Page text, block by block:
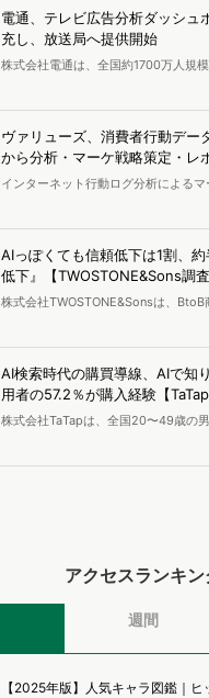
における生活者の意識や行動背景の
モーションにおけるプランニングの
いいます。
電通、テレビ広告分析ダッシュ
充し、放送局へ提供開始
株式会社電通は、全国約1700万人規
自の大規模生活者意識調査データを
タ集計や広告効果の分析ができるダ
（Resourceful Analysis System of
を拡充し、放送局への提供を開始し
ヴァリューズ、消費者行動デー
から分析・マーケ戦略策定・レ
「Dockpit AIエージェント」を
インターネット行動ログ分析による
ィングサービスを提供する株式会社
250万人のWeb行動ログデータを基
エンジン「Dockpit（ドックピット）
析から仮説構築、レポート作成まで
「Dockpit AIエージェント」の提供を
AIっぽくても信頼低下は1割、
低下』【TWOSTONE&Sons調査
株式会社TWOSTONE&Sonsは、BtoB
わる担当者を対象に、コンテンツの
し、結果を公開しました。
AI検索時代の購買導線、AIで
用者の57.2％が購入経験【TaTap
株式会社TaTapは、全国20〜49歳の
と、AIで知った商品をどこで確かめ
ました。
アクセスランキン
週間
【2025年版】人気キャラ図鑑｜